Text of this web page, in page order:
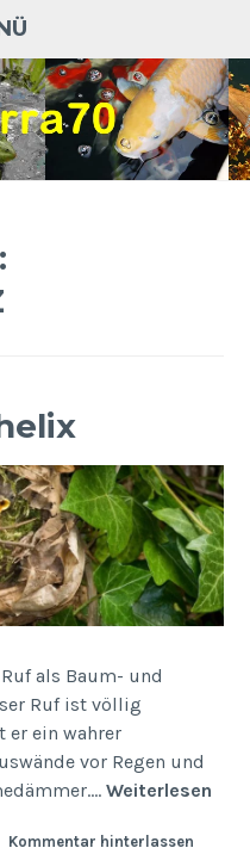
und Artenschutz
als Baum- und
Ruf ist völlig
er ein wahrer
vor Regen und
Weiterlesen
Kommentar hinterlassen